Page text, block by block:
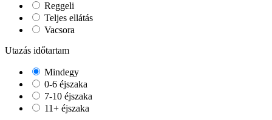
Reggeli
Teljes ellátás
Vacsora
Utazás időtartam
Mindegy
0-6 éjszaka
7-10 éjszaka
11+ éjszaka